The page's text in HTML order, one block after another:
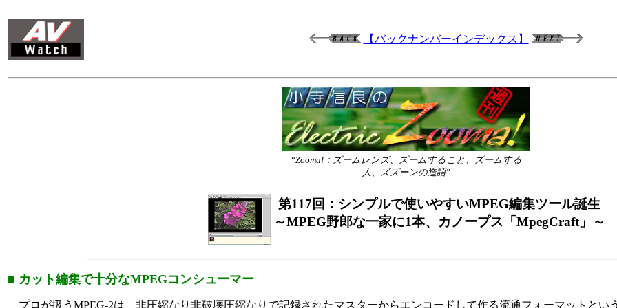
【バックナンバーインデックス】
“Zooma!：ズームレンズ、ズームすること、ズームする
人、ズズーンの造語”
第117回：シンプルで使いやすいMPEG編集ツール誕生
～MPEG野郎な一家に1本、カノープス「MpegCraft」～
■ カット編集で十分なMPEGコンシューマー
プロが扱うMPEG-2は、非圧縮なり非破壊圧縮なりで記録されたマスターからエンコードして作る流通フォーマットとい